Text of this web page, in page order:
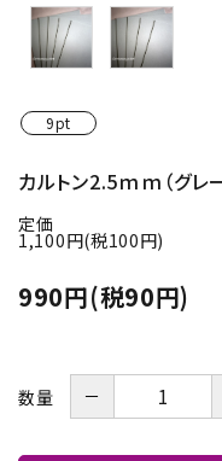
道具類
基本材料
グループ
ガイドライン
9pt
カルトン2.5ｍｍ（グレ
定価
1,100円(税100円)
990円(税90円)
数量 －